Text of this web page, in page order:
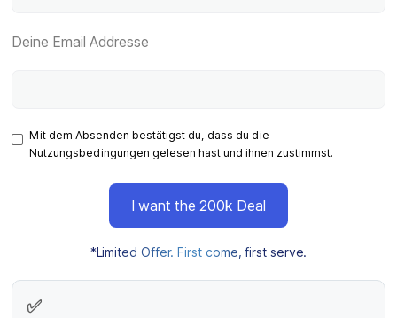
Deine Email Addresse
Mit dem Absenden bestätigst du, dass du die
Nutzungsbedingungen gelesen hast und ihnen zustimmst.
*Limited Offer. First come, first serve.
✅